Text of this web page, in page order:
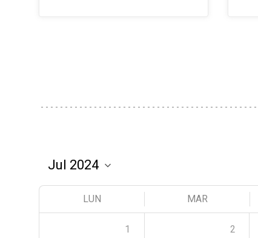
LUN MAR
1 2